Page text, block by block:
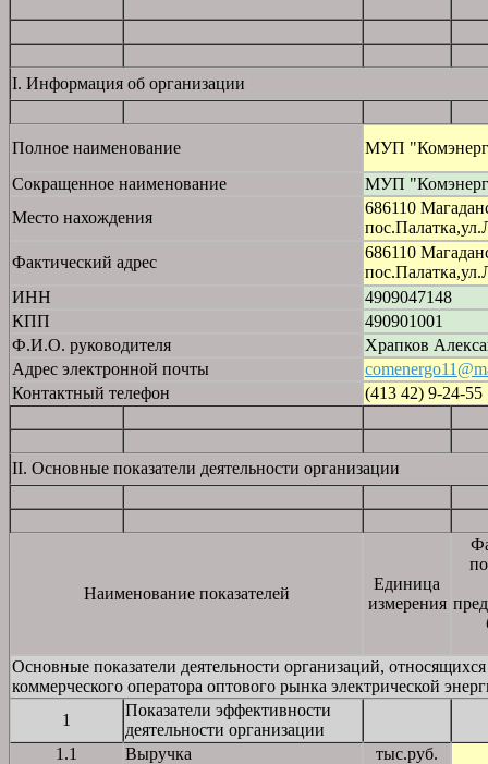
I. Информация об организации
Полное наименование
МУП
Сокращенное наименование
МУП
Место нахождения
686110
Фактический адрес
686110
ИНН
4909047148
КПП
490901001
Ф.И.О. руководителя
Храпков
Адрес электронной почты
Контактный телефон
(413 42) 9-24-55
II. Основные показатели деятельности организации
Наименование показателей
Единица
измерения
Основные показатели деятельности организаций,
коммерческого оператора оптового рынка электрической
1
Показатели эффективности
деятельности организации
1.1
Выручка тыс.руб.